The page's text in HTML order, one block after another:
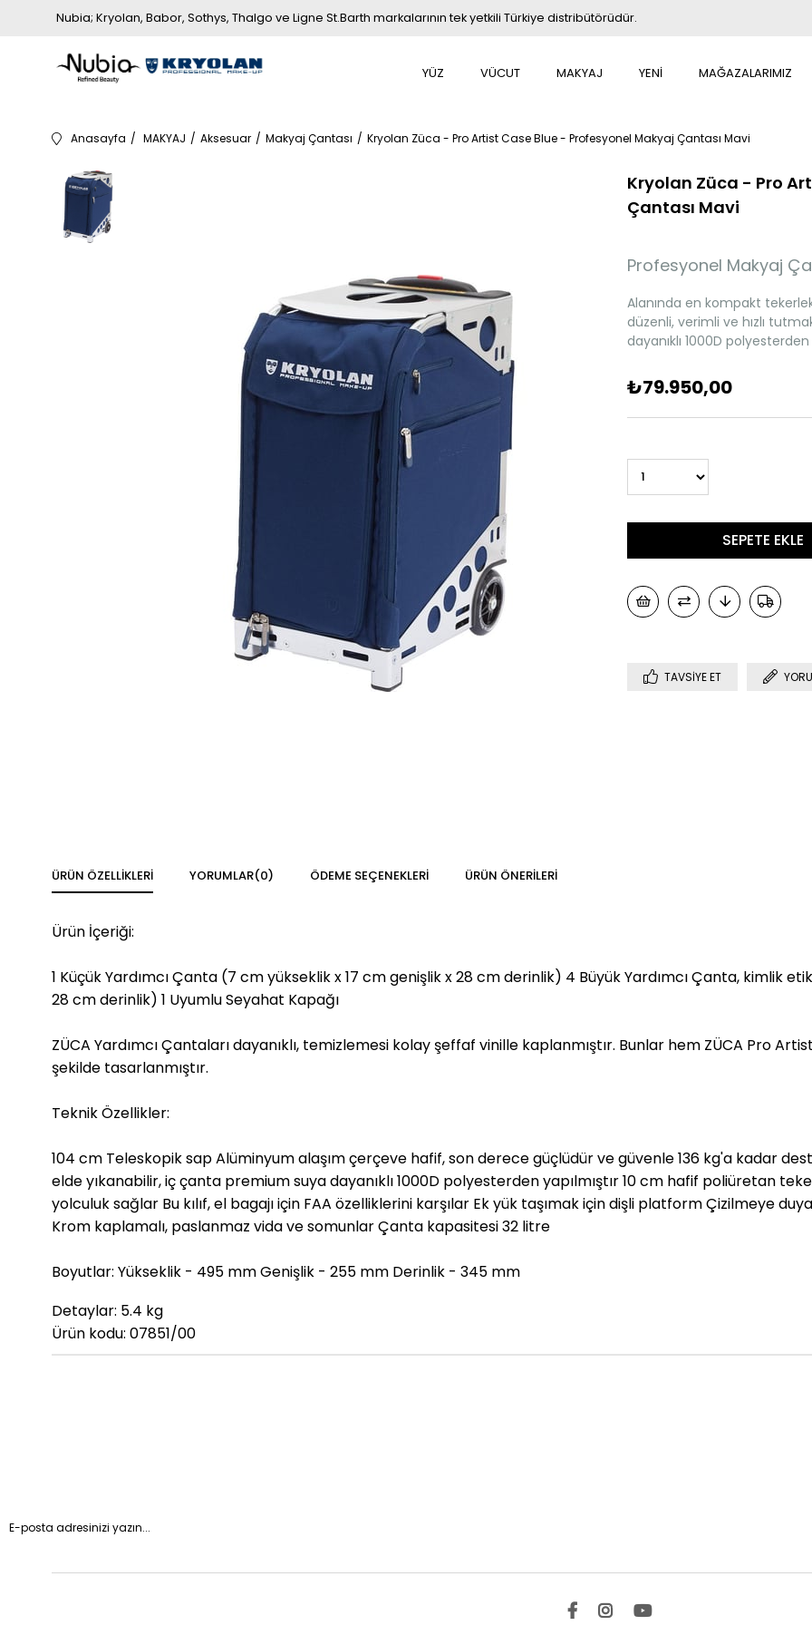
Nubia; Kryolan, Babor, Sothys, Thalgo ve Ligne St.Barth markalarının tek yetkili Türkiye distribütörüdür.
YÜZ VÜCUT MAKYAJ YENİ MAĞAZALARIMIZ
Anasayfa MAKYAJ Aksesuar Makyaj Çantası Kryolan Züca - Pro Artist Case Blue - Profesyonel Makyaj Çantası Mavi
Kryolan Züca - Pro
Çantası Mavi
Profesyonel Makyaj
Alanında en kompakt
düzenli, verimli ve hızlı
dayanıklı 1000D polyesterden
₺79.950,00
TAVSIYE ET
ÜRÜN ÖZELLIKLERI YORUMLAR(0) ÖDEME SEÇENEKLERI ÜRÜN ÖNERILERI
Ürün İçeriği:
1 Küçük Yardımcı Çanta (7 cm yükseklik x 17 cm genişlik x 28 cm derinlik) 4 Büyük Yardımcı Çanta, kimlik
28 cm derinlik) 1 Uyumlu Seyahat Kapağı
ZÜCA Yardımcı Çantaları dayanıklı, temizlemesi kolay şeffaf vinille kaplanmıştır. Bunlar hem ZÜCA Pro
şekilde tasarlanmıştır.
Teknik Özellikler:
104 cm Teleskopik sap Alüminyum alaşım çerçeve hafif, son derece güçlüdür ve güvenle 136 kg'a kadar
elde yıkanabilir, iç çanta premium suya dayanıklı 1000D polyesterden yapılmıştır 10 cm hafif poliüretan
yolculuk sağlar Bu kılıf, el bagajı için FAA özelliklerini karşılar Ek yük taşımak için dişli platform Çizilmeye
Krom kaplamalı, paslanmaz vida ve somunlar Çanta kapasitesi 32 litre
Boyutlar: Yükseklik - 495 mm Genişlik - 255 mm Derinlik - 345 mm
Detaylar: 5.4 kg
Ürün kodu: 07851/00